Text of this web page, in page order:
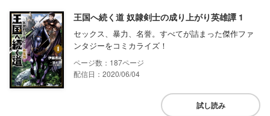
王国へ続く道 奴隷剣士の成り上がり英雄譚 1
セックス、暴力、名誉。すべてが詰まった傑作ファ
ンタジーをコミカライズ！
187
配信日：2020/06/04
試し読み